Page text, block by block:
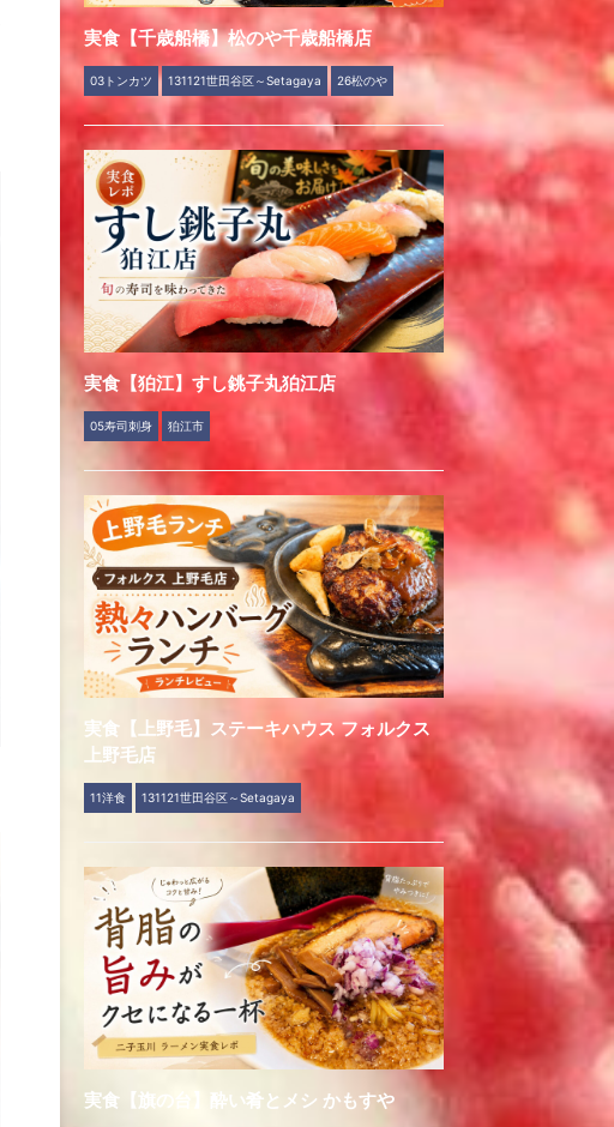
実食【千歳船橋】松のや千歳船橋店
03トンカツ 131121世田谷区～Setagaya 26松のや
実食【狛江】すし銚子丸狛江店
05寿司刺身 狛江市
実食【上野毛】ステーキハウス フォルクス
上野毛店
11洋食 131121世田谷区～Setagaya
実食【旗の台】酔い肴とメシ かもすや